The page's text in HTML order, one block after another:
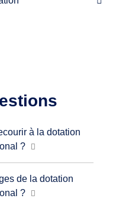
à la dotation
?
de la dotation
?